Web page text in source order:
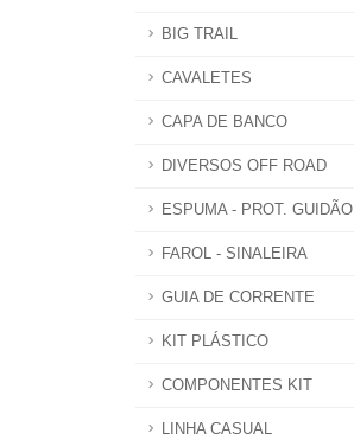
BIG TRAIL
CAVALETES
CAPA DE BANCO
DIVERSOS OFF ROAD
ESPUMA - PROT. GUIDÃO
FAROL - SINALEIRA
GUIA DE CORRENTE
KIT PLÁSTICO
COMPONENTES KIT
LINHA CASUAL